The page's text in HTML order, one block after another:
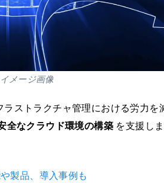
メージ画像
ストラクチャ管理における労力を
全なクラウド環境の構築 を支援しま
製品、導入事例も